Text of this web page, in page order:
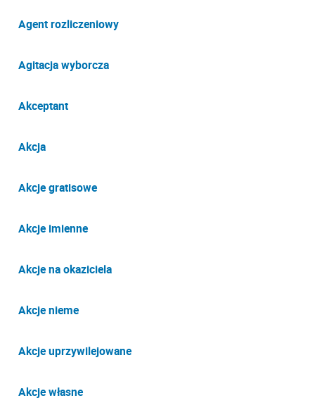
Agent rozliczeniowy
Agitacja wyborcza
Akceptant
Akcja
Akcje gratisowe
Akcje imienne
Akcje na okaziciela
Akcje nieme
Akcje uprzywilejowane
Akcje własne